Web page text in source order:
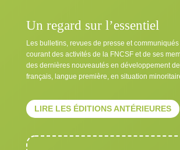
Un regard sur l’essentiel
Les bulletins, revues de presse et
courant des activités de la FNCSF et de ses
des dernières nouveautés en développement
français, langue première, en situation
LIRE LES ÉDITIONS ANTÉRIEURES